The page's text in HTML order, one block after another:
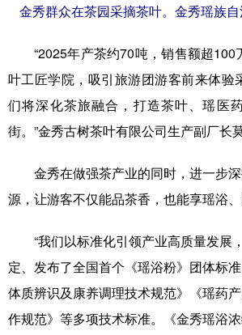
金秀群众在茶园采摘茶叶。金秀瑶族
“2025年产茶约70吨，销售额超100
叶工匠学院，吸引旅游团游客前来体验
们将深化茶旅融合，打造茶叶、瑶医
街。”金秀古树茶叶有限公司生产副厂长
金秀在做强茶产业的同时，进一步深
源，让游客不仅能品茶香，也能享瑶浴、
“我们以标准化引领产业高质量发展
定、发布了全国首个《瑶浴粉》团体标
体质辨识及康养调理技术规范》《瑶药
作规范》等多项技术标准。《金秀瑶浴